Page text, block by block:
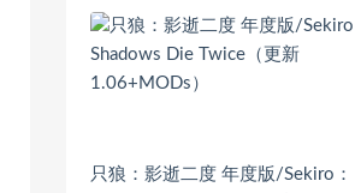
只狼：影逝二度 年度版/Sekiro：